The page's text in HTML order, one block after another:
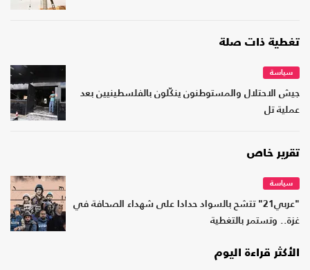
تغطية ذات صلة
سياسة
جيش الاحتلال والمستوطنون ينكّلون بالفلسطينيين بعد
عملية تل
تقرير خاص
سياسة
"عربي21" تتشح بالسواد حدادا على شهداء الصحافة في
غزة.. وتستمر بالتغطية
الأكثر قراءة اليوم